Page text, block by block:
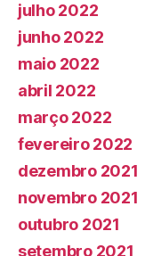
julho 2022
junho 2022
maio 2022
abril 2022
março 2022
fevereiro 2022
dezembro 2021
novembro 2021
outubro 2021
setembro 2021